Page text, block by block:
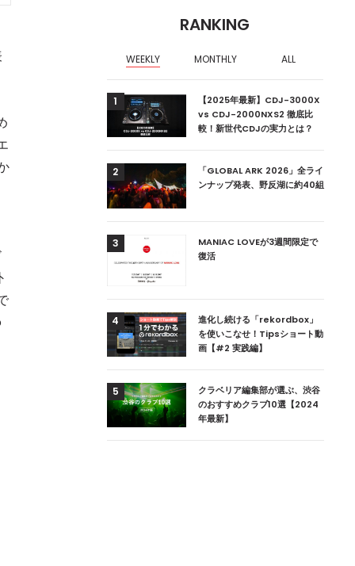
RANKING
WEEKLY MONTHLY ALL
ンドの新首相は元
上陸！ 「1 OAK
本木にオープン
業に参戦すること
1
【2025年最新】CDJ-3000X
vs CDJ-2000NXS2 徹底比
較！新世代CDJの実力とは？
2
「GLOBAL ARK 2026」全ライ
ンナップ発表、野反湖に約40組
3
MANIAC LOVEが3週間限定で
復活
4
進化し続ける「rekordbox」
を使いこなせ！Tipsショート動
画【#2 実践編】
5
クラベリア編集部が選ぶ、渋谷
のおすすめクラブ10選【2024
年最新】